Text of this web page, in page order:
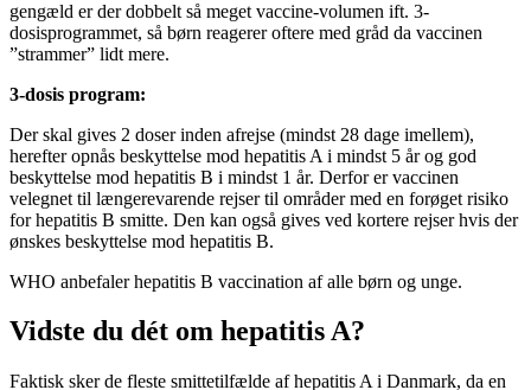
gengæld er der dobbelt så meget vaccine-volumen ift. 3-
dosisprogrammet, så børn reagerer oftere med gråd da vaccinen
”strammer” lidt mere.
3-dosis program:
Der skal gives 2 doser inden afrejse (mindst 28 dage imellem),
herefter opnås beskyttelse mod hepatitis A i mindst 5 år og god
beskyttelse mod hepatitis B i mindst 1 år. Derfor er vaccinen
velegnet til længerevarende rejser til områder med en forøget risiko
for hepatitis B smitte. Den kan også gives ved kortere rejser hvis der
ønskes beskyttelse mod hepatitis B.
WHO anbefaler hepatitis B vaccination af alle børn og unge.
Vidste du dét om hepatitis A?​
Faktisk sker de fleste smittetilfælde af hepatitis A i Danmark, da en